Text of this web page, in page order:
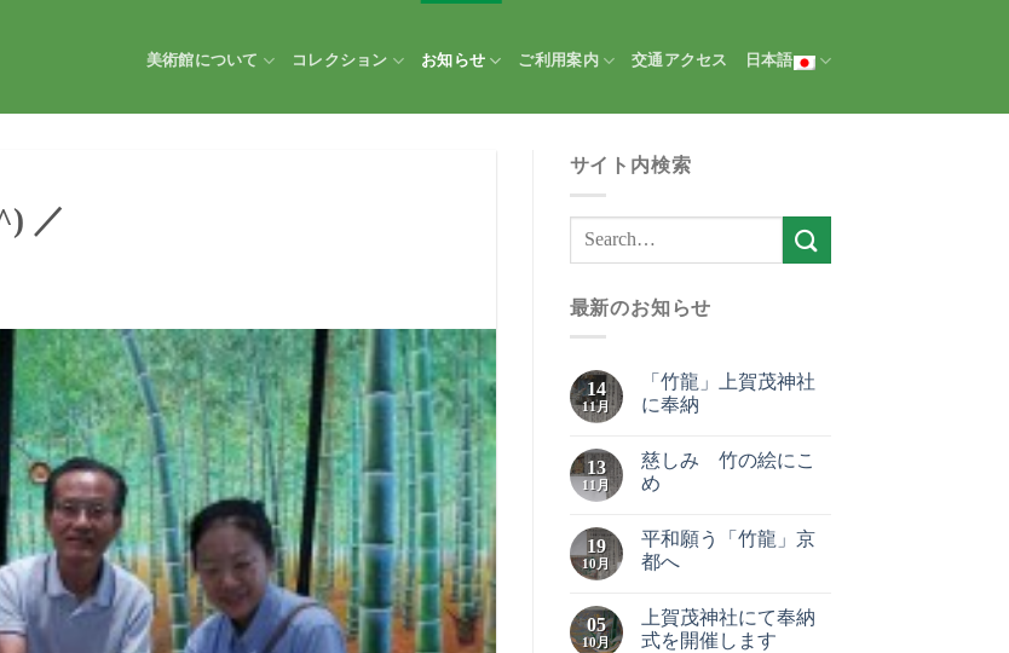
美術館について コレクション お知らせ ご利用案内 交通アクセス 日本語
／
サイト内検索
最新のお知らせ
14
11月
「竹龍」上賀茂神社
に奉納
13
11月
慈しみ 竹の絵にこ
め
19
10月
平和願う「竹龍」京
都へ
05
10月
上賀茂神社にて奉納
式を開催します